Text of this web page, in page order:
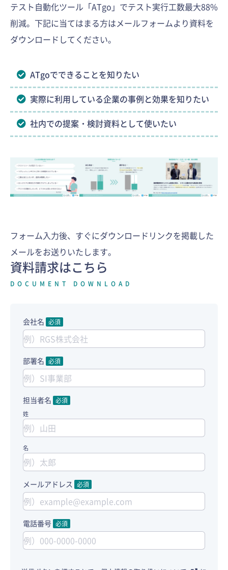
テスト自動化ツール「ATgo」でテスト実行工数最大88%
削減。下記に当てはまる方はメールフォームより資料を
ダウンロードしてください。
ATgoでできることを知りたい
実際に利用している企業の事例と効果を知りたい
社内での提案・検討資料として使いたい
フォーム入力後、すぐにダウンロードリンクを掲載した
メールをお送りいたします。
資料請求はこちら
DOCUMENT DOWNLOAD
会社名 必須
部署名 必須
担当者名 必須
姓
名
メールアドレス 必須
電話番号 必須